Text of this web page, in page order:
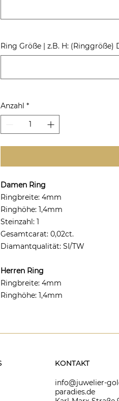
Ring Größe | z.B. H: (Ringgröße)
Anzahl *
Damen Ring
Ringbreite: 4mm
Ringhöhe: 1,4mm
Steinzahl: 1
Gesamtcarat: 0,02ct.
Diamantqualität: SI/TW
Herren Ring
Ringbreite: 4mm
Ringhöhe: 1,4mm
KONTAKT
info@juwelier-
paradies.de